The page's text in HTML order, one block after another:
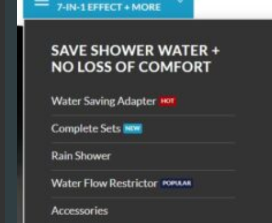
Bezoek de Online Shop + ontdek Functies